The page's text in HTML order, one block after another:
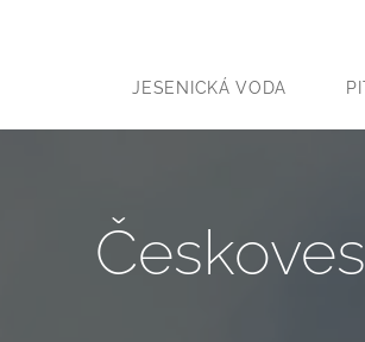
JESENICKÁ VODA